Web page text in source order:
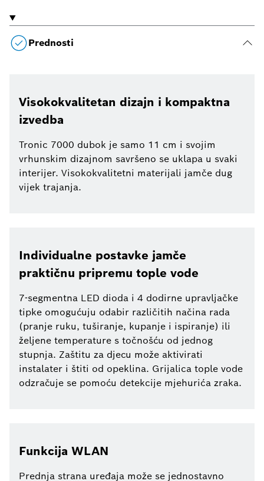
Prednosti
Visokokvalitetan dizajn i kompaktna
izvedba
Tronic 7000 dubok je samo 11 cm i svojim
vrhunskim dizajnom savršeno se uklapa u svaki
interijer. Visokokvalitetni materijali jamče dug
vijek trajanja.
Individualne postavke jamče
praktičnu pripremu tople vode
7-segmentna LED dioda i 4 dodirne upravljačke
tipke omogućuju odabir različitih načina rada
(pranje ruku, tuširanje, kupanje i ispiranje) ili
željene temperature s točnošću od jednog
stupnja. Zaštitu za djecu može aktivirati
instalater i štiti od opeklina. Grijalica tople vode
odzračuje se pomoću detekcije mjehurića zraka.
Funkcija WLAN
Prednja strana uređaja može se jednostavno